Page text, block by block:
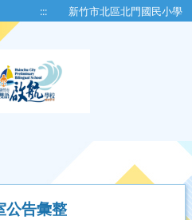
::: 新竹市北區北門國民小學
公告彙整